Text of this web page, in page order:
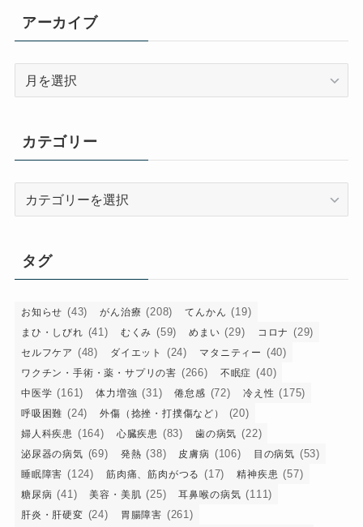
アーカイブ
ブ
カテゴリー
ー
タグ
お知らせ (43) がん治療 (208) てんかん (19)
まひ・しびれ (41) むくみ (59) めまい (29) コロナ (29)
セルフケア (48) ダイエット (24) マタニティー (40)
ワクチン・手術・薬・サプリの害 (266) 不眠症 (40)
中医学 (161) 体力増強 (31) 倦怠感 (72) 冷え性 (175)
呼吸困難 (24) 外傷（捻挫・打撲傷など） (20)
婦人科疾患 (164) 心臓疾患 (83) 歯の病気 (22)
泌尿器の病気 (69) 発熱 (38) 皮膚病 (106) 目の病気 (53)
睡眠障害 (124) 筋肉痛、筋肉がつる (17) 精神疾患 (57)
糖尿病 (41) 美容・美肌 (25) 耳鼻喉の病気 (111)
肝炎・肝硬変 (24) 胃腸障害 (261)